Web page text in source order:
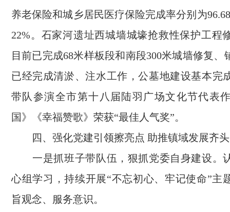
养老保险和城乡居民医疗保险完成率分别为
22%。石家河遗址西城墙城壕抢救性保护工程
目前已完成68米样板段和南段300米城墙修复、
已经完成清淤、注水工作，公墓地建设基本完
带队参演全市第十八届陆羽广场文化节代表
国》《幸福赞歌》荣获“最佳人气奖”。
四、强化党建引领擦亮点 助推镇域发展齐
一是抓班子带队伍，狠抓党委自身建设。
心组学习，持续开展“不忘初心、牢记使命”主
旨观念、服务意识。